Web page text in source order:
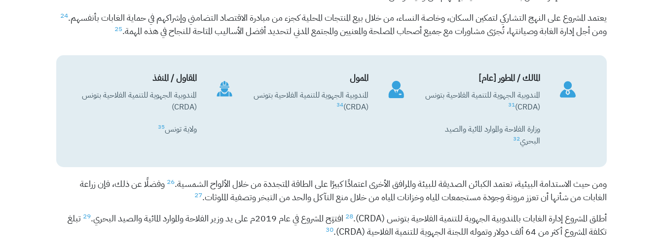
يعتمد المشروع على النهج التشاركي لتمكين السكان، وخاصة النساء، من خلال بيع المنتجات المحلية كجزء من مبادرة الاقتصاد التضامني وإشراكهم في حماية الغابات بأنفسهم.24
ومن أجل إدارة الغابة وصيانتها، تُجرَى مشاورات مع جميع أصحاب المصلحة والمعنيين والمجتمع المدني لتحديد أفضل الأساليب المتاحة للنجاح في هذه المهمة.25
المالك / المطور [عام]
المندوبية الجهوية للتنمية الفلاحية بتونس
(CRDA)
31
وزارة الفلاحة والموارد المائية والصيد
البحري32
الممول
المندوبية الجهوية للتنمية الفلاحية بتونس
(CRDA)
34
المقاول / المنفذ
المندوبية الجهوية للتنمية الفلاحية بتونس
(CRDA)
ولاية تونس35
ومن حيث الاستدامة البيئية، تعتمد الكبائن الصديقة للبيئة والمرافق الأخرى اعتمادًا كبيرًا على الطاقة المتجددة من خلال الألواح الشمسية.26 وفضلًا عن ذلك، فإن زراعة
الغابات من شأنها أن تعزز مرونة وجودة مستجمعات المياه وخزانات المياه من خلال منع التآكل والحد من التبخر وتصفية الملوثات.27
أطلق المشروع إدارة الغابات بالمندوبية الجهوية للتنمية الفلاحية بتونس (CRDA). 28 افتتِح المشروع في عام 2019م على يد وزير الفلاحة والموارد المائية والصيد البحري. 29 تبلغ
تكلفة المشروع أكثر من 64 ألف دولار وتموله اللجنة الجهوية للتنمية الفلاحية (CRDA).
30